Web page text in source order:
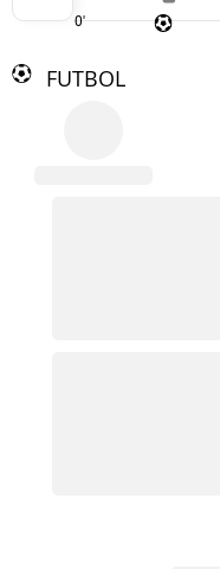
0'
FUTBOL